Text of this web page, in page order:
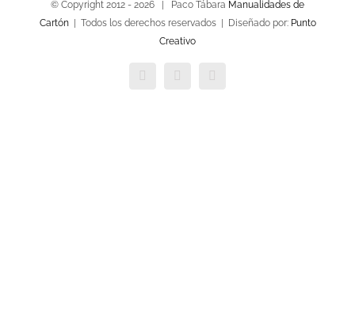
© Copyright 2012 - 2026 | Paco Tábara Manualidades de
Cartón| Todos los derechos reservados | Diseñado por: Punto
Creativo
FacebookTwitter